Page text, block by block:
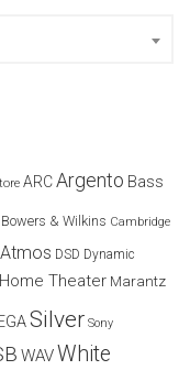
ARCArgento Bass
Bowers & Wilkins Cambridge
DSD Dynamic
Home Theater Marantz
Silver Sony
WAVWhite